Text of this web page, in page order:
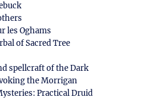
les Oghams
of Sacred Tree
spellcraft of the Dark
the Morrigan
Practical Druid